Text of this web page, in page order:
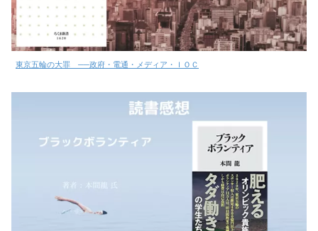
東京五輪の大罪 ──政府・電通・メディア・ＩＯＣ